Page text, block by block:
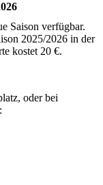
Saison verfügbar.
2025/2026 in der
kostet 20 €.
oder bei